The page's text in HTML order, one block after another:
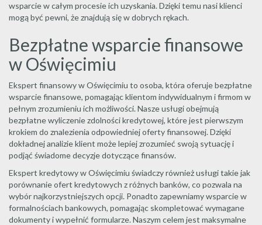
wsparcie w całym procesie ich uzyskania. Dzięki temu nasi klienci
mogą być pewni, że znajdują się w dobrych rękach.
Bezpłatne wsparcie finansowe
w Oświęcimiu
Ekspert finansowy w Oświęcimiu to osoba, która oferuje bezpłatne
wsparcie finansowe, pomagając klientom indywidualnym i firmom w
pełnym zrozumieniu ich możliwości. Nasze usługi obejmują
bezpłatne wyliczenie zdolności kredytowej, które jest pierwszym
krokiem do znalezienia odpowiedniej oferty finansowej. Dzięki
dokładnej analizie klient może lepiej zrozumieć swoją sytuację i
podjąć świadome decyzje dotyczące finansów.
Ekspert kredytowy w Oświęcimiu świadczy również usługi takie jak
porównanie ofert kredytowych z różnych banków, co pozwala na
wybór najkorzystniejszych opcji. Ponadto zapewniamy wsparcie w
formalnościach bankowych, pomagając skompletować wymagane
dokumenty i wypełnić formularze. Naszym celem jest maksymalne